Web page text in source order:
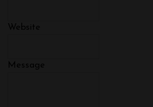
Website
Message